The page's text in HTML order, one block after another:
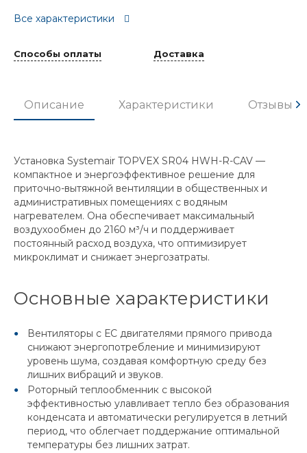
Все характеристики
Способы оплаты Доставка
Описание Характеристики Отзывы
Установка Systemair TOPVEX SR04 HWH-R-CAV —
компактное и энергоэффективное решение для
приточно-вытяжной вентиляции в общественных и
административных помещениях с водяным
нагревателем. Она обеспечивает максимальный
воздухообмен до 2160 м³/ч и поддерживает
постоянный расход воздуха, что оптимизирует
микроклимат и снижает энергозатраты.
Основные характеристики
Вентиляторы с ЕС двигателями прямого привода
снижают энергопотребление и минимизируют
уровень шума, создавая комфортную среду без
лишних вибраций и звуков.
Роторный теплообменник с высокой
эффективностью улавливает тепло без образования
конденсата и автоматически регулируется в летний
период, что облегчает поддержание оптимальной
температуры без лишних затрат.